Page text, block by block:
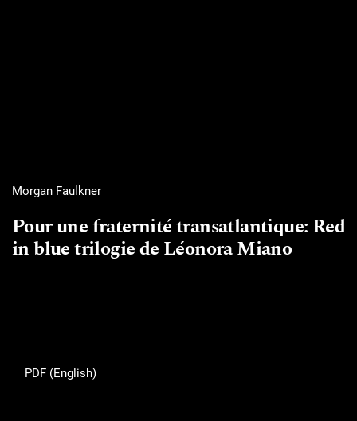
Morgan Faulkner
Pour une fraternité transatlantique: Red
in blue trilogie de Léonora Miano
PDF (English)